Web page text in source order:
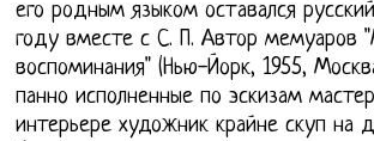
его родным языком оставался
году вместе с С. П. Автор мемуаров
воспоминания" (Нью-Йорк, 1955,
панно исполненные по эскизам
интерьере художник крайне скуп на